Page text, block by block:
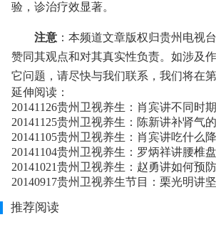
验，诊治疗效显著。
注意 ：本频道文章版权归贵州电视
赞同其观点和对其真实性负责。如涉及
它问题，请尽快与我们联系，我们将在
延伸阅读：
20141126贵州卫视养生：肖宾讲不同时
20141125贵州卫视养生：陈新讲补肾气
20141105贵州卫视养生：肖宾讲吃什么
20141104贵州卫视养生：罗炳祥讲腰椎
20141021贵州卫视养生：赵勇讲如何预
20140917贵州卫视养生节目：栗光明讲
推荐阅读